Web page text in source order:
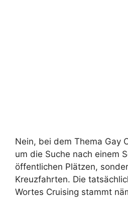
Nein, bei dem Thema Gay
um die Suche nach einem
öffentlichen Plätzen,
Kreuzfahrten. Die
Wortes Cruising stammt